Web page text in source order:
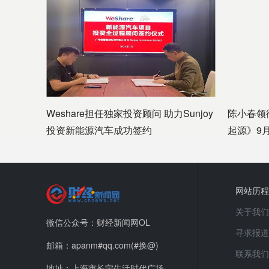
Weshare担任独家投资顾问 助力Sunjoy
投资新能源汽车成功签约
陈小春
起源》9
微信公众号：财经新闻网OL
邮箱：apanm#qq.com(#换@)
网站历程
关于我们
寻求报道
联系我们